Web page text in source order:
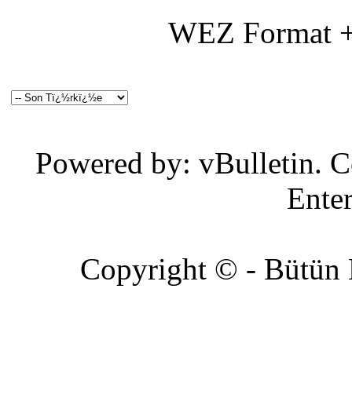
WEZ Format
Powered by: vBulletin.
Copyright © - Bütün